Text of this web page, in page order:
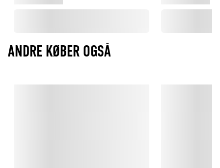
ANDRE KØBER OGSÅ